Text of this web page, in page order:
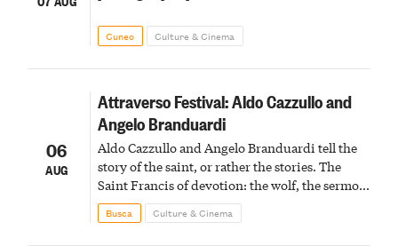
Cuneo Culture & Cinema
06
AUG
Attraverso Festival: Aldo Cazzullo and
Angelo Branduardi
Aldo Cazzullo and Angelo Branduardi tell the
story of the saint, or rather the stories. The
Saint Francis of devotion: the wolf, the sermon
to the birds, the stigmata
Busca Culture & Cinema